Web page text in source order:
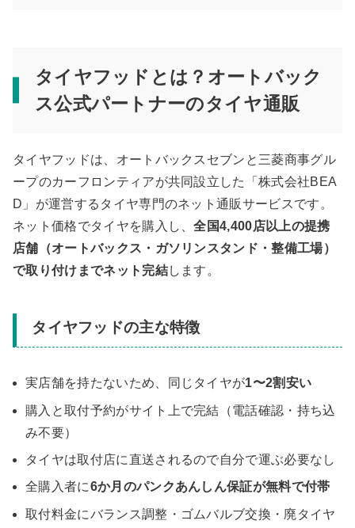
タイヤフッドとは？オートバック
ス公式パートナーのタイヤ通販
タイヤフッドは、オートバックスセブンと三菱商事グル
ープのカーフロンティアが共同設立した「株式会社BEA
D」が運営するタイヤ専門のネット通販サービスです。
ネット価格でタイヤを購入し、全国4,400店以上の提携
店舗（オートバックス・ガソリンスタンド・整備工場）
で取り付けまでネット完結します。
タイヤフッドの主な特徴
実店舗を持たないため、同じタイヤが1〜2割安い
購入と取付予約がサイト上で完結（電話確認・持ち込
み不要）
タイヤは取付店に直送されるので自分で運ぶ必要なし
全購入者に6か月のパンクあんしん保証が無料で付帯
取付料金にバランス調整・ゴムバルブ交換・廃タイヤ